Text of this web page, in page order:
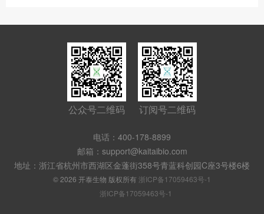
公众号二维码 订阅号二维码
电话：400-178-8899
邮箱：support@kaitaibio.com
地址：浙江省杭州市西湖区金蓬街358号青蓝科创园C座3号楼6楼
© 2026 开泰生物 版权所有 浙ICP备17059463号-1
浙ICP备17059463号-1